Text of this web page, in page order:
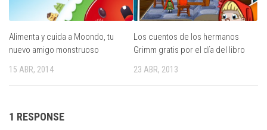
Alimenta y cuida a Moondo, tu
nuevo amigo monstruoso
15 ABR, 2014
Los cuentos de los hermanos
Grimm gratis por el día del libro
23 ABR, 2013
1 RESPONSE